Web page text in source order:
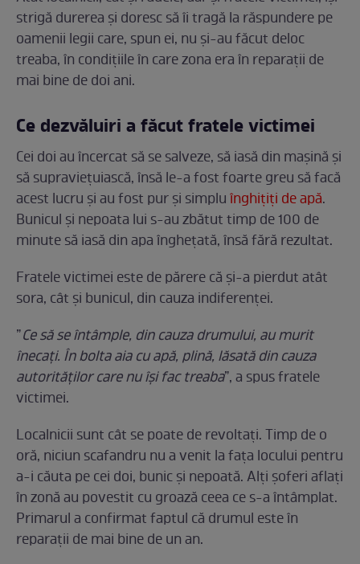
strigă durerea și doresc să îi tragă la răspundere pe
oamenii legii care, spun ei, nu și-au făcut deloc
treaba, în condițiile în care zona era în reparații de
mai bine de doi ani.
Ce dezvăluiri a făcut fratele victimei
Cei doi au încercat să se salveze, să iasă din mașină și
să supraviețuiască, însă le-a fost foarte greu să facă
acest lucru și au fost pur și simpluînghițiți de apă.
Bunicul și nepoata lui s-au zbătut timp de 100 de
minute să iasă din apa înghețată, însă fără rezultat.
Fratele victimei este de părere că și-a pierdut atât
sora, cât și bunicul, din cauza indiferenței.
”Ce să se întâmple, din cauza drumului, au murit
înecați. În bolta aia cu apă, plină, lăsată din cauza
autorităților care nu își fac treaba”, a spus fratele
victimei.
Localnicii sunt cât se poate de revoltați. Timp de o
oră, niciun scafandru nu a venit la fața locului pentru
a-i căuta pe cei doi, bunic și nepoată. Alți șoferi aflați
în zonă au povestit cu groază ceea ce s-a întâmplat.
Primarul a confirmat faptul că drumul este în
reparații de mai bine de un an.